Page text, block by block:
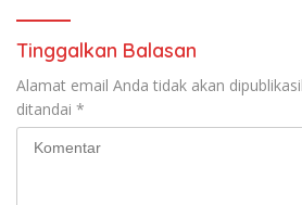
Tinggalkan Balasan
Alamat email Anda tidak akan
ditandai *